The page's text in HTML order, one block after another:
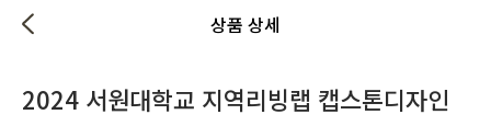
상품 상세
2024 서원대학교 지역리빙랩 캡스톤디자인